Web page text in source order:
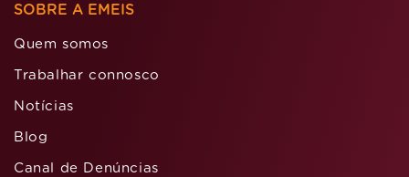
SOBRE A EMEIS
Quem somos
Trabalhar connosco
Notícias
Blog
Canal de Denúncias